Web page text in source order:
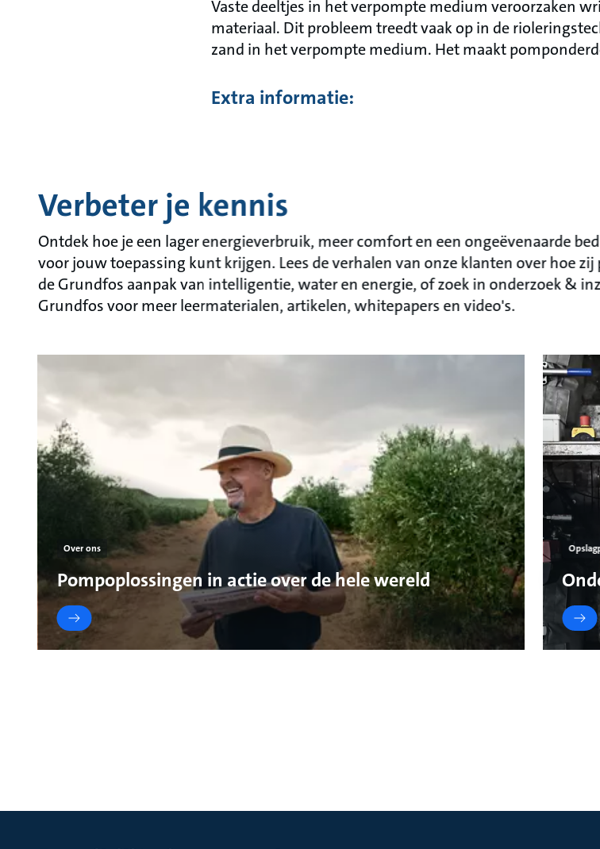
Vaste deeltjes in het verpompte medium veroorzaken
materiaal. Dit probleem treedt vaak op in de
zand in het verpompte medium. Het maakt
Extra informatie:
Verbeter je kennis
Ontdek hoe je een lager energieverbruik, meer comfort en een ongeëvenaarde
voor jouw toepassing kunt krijgen. Lees de verhalen van onze klanten over hoe
de Grundfos aanpak van intelligentie, water en energie, of zoek in onderzoek &
Grundfos voor meer leermaterialen, artikelen, whitepapers en video's.
Over ons
Pompoplossingen in actie over de hele wereld